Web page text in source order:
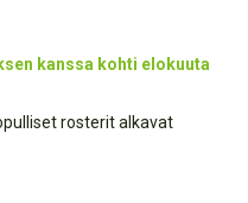
kanssa kohti elokuuta
rosterit alkavat